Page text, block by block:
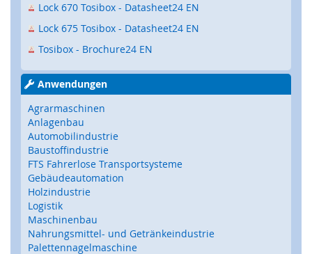
t
s
c
a
l
t
e
r
(
Z
u
h
a
l
t
u
Lock 670 Tosibox - Datasheet24 EN
Lock 675 Tosibox - Datasheet24 EN
Tosibox - Brochure24 EN
Anwendungen
Agrarmaschinen
Anlagenbau
Automobilindustrie
Baustoffindustrie
FTS Fahrerlose Transportsysteme
Gebäudeautomation
Holzindustrie
Logistik
Maschinenbau
Nahrungsmittel- und Getränkeindustrie
Palettennagelmaschine